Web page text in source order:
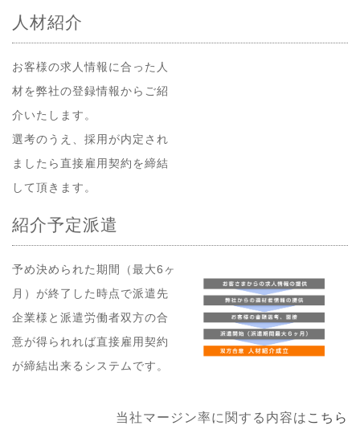
人材紹介
お客様の求人情報に合った人
材を弊社の登録情報からご紹
介いたします。
選考のうえ、採用が内定され
ましたら直接雇用契約を締結
して頂きます。
紹介予定派遣
予め決められた期間（最大6ヶ
月）が終了した時点で派遣先
企業様と派遣労働者双方の合
意が得られれば直接雇用契約
が締結出来るシステムです。
当社マージン率に関する内容は こちら